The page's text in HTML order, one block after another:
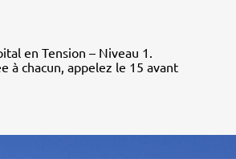
en Tension – Niveau 1.
à chacun, appelez le 15 avant